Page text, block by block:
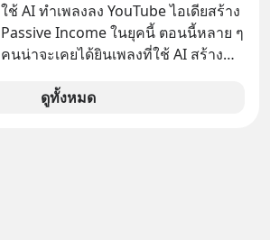
ใช้ AI ทำเพลงลง YouTube ไอเดียสร้าง
Passive Income ในยุคนี้ ตอนนี้หลาย ๆ
คนน่าจะเคยได้ยินเพลงที่ใช้ AI สร้าง
รู้ตัวเรา” จากช่องชื่อว่า UNHEARD
ดูทั้งหมด